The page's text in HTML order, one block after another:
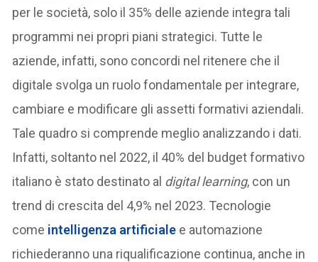
per le società, solo il 35% delle aziende integra tali
programmi nei propri piani strategici. Tutte le
aziende, infatti, sono concordi nel ritenere che il
digitale svolga un ruolo fondamentale per integrare,
cambiare e modificare gli assetti formativi aziendali.
Tale quadro si comprende meglio analizzando i dati.
Infatti, soltanto nel 2022, il 40% del budget formativo
italiano è stato destinato al digital learning, con un
trend di crescita del 4,9% nel 2023. Tecnologie
come intelligenza artificiale e automazione
richiederanno una riqualificazione continua, anche in